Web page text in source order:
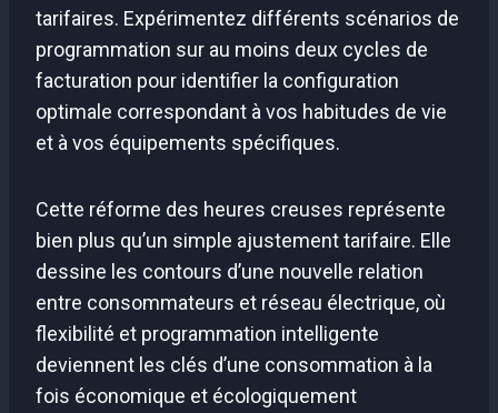
tarifaires. Expérimentez différents scénarios de
programmation sur au moins deux cycles de
facturation pour identifier la configuration
optimale correspondant à vos habitudes de vie
et à vos équipements spécifiques.
Cette réforme des heures creuses représente
bien plus qu’un simple ajustement tarifaire. Elle
dessine les contours d’une nouvelle relation
entre consommateurs et réseau électrique, où
flexibilité et programmation intelligente
deviennent les clés d’une consommation à la
fois économique et écologiquement